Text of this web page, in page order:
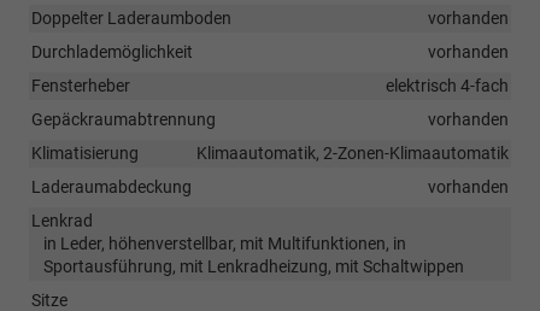
Doppelter Laderaumboden
vorhanden
Durchlademöglichkeit
vorhanden
Fensterheber
elektrisch 4-fach
Gepäckraumabtrennung
vorhanden
Klimatisierung
Klimaautomatik, 2-Zonen-Klimaautomatik
Laderaumabdeckung
vorhanden
Lenkrad
in Leder, höhenverstellbar, mit Multifunktionen, in
Sportausführung, mit Lenkradheizung, mit Schaltwippen
Sitze